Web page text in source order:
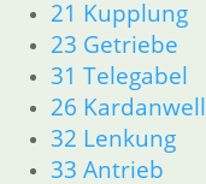
21 Kupplung
23 Getriebe
31 Telegabel
26
32 Lenkung
33 Antrieb